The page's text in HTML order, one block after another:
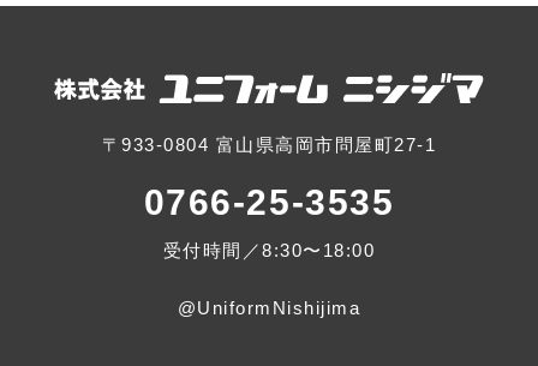
〒933-0804 富山県高岡市問屋町27-1
0766-25-3535
受付時間／8:30〜18:00
@UniformNishijima